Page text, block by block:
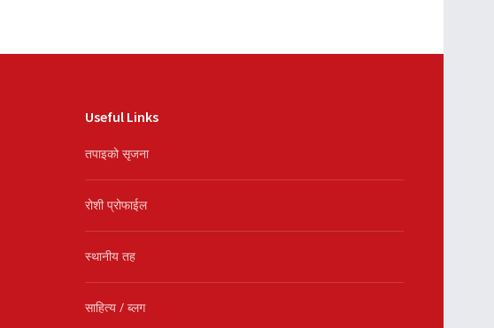
Useful Links
तपाइको सृजना
रोशी प्रोफाईल
स्थानीय तह
साहित्य / ब्लग